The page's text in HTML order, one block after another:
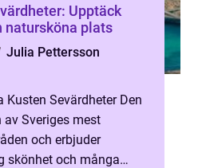
Upptäck
natursköna plats
Julia Pettersson
Kusten Sevärdheter Den
av Sveriges mest
och erbjuder
skönhet och många